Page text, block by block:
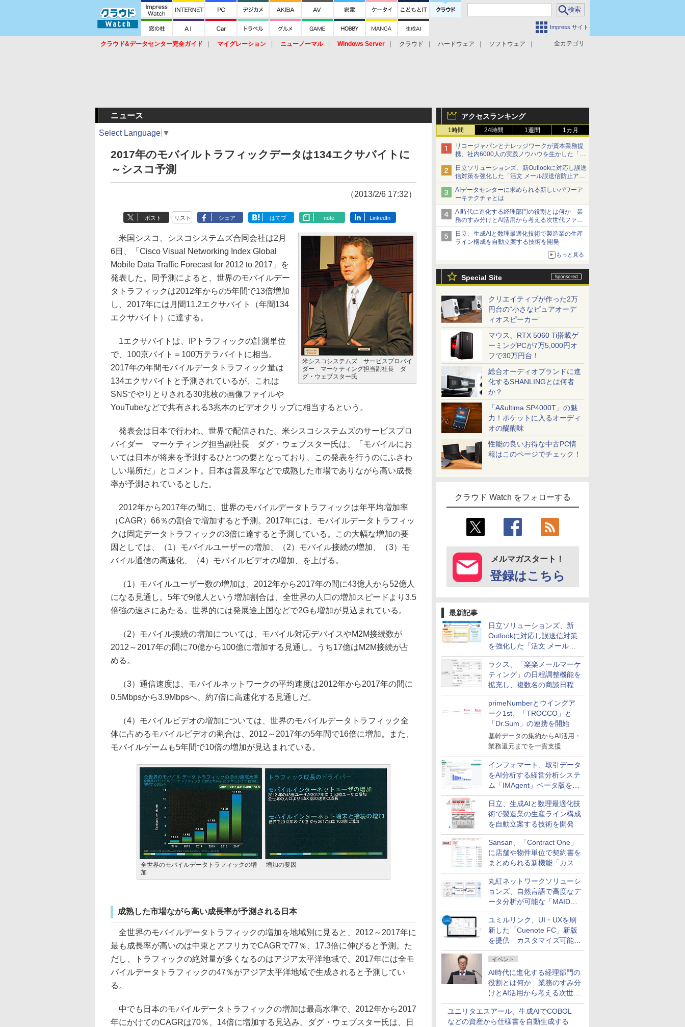
Impress サイト
全カテゴリ
クラウド&データセンター完全ガイド マイグレーション ニューノーマル Windows Server クラウド ハードウェア
ソフトウェア
アクセスランキング
1時間 24時間 1週間 1カ月
リコージャパンとナレッジワークが資本業務提
携、社内6000人の実践ノウハウを生かした「AI
商談記録 for RICOH」を展開へ
日立ソリューションズ、新Outlookに対応し誤送
信対策を強化した「活文 メール誤送信防止アド
インサービス」を提供
AIデータセンターに求められる新しいパワーア
ーキテクチャとは
AI時代に進化する経理部門の役割とは何か 業
務のすみ分けとAI活用から考える次世代ファイ
ナンス戦略
日立、生成AIと数理最適化技術で製造業の生産
ライン構成を自動立案する技術を開発
もっと見る
Special Site
クリエイティブが作った2万
円台の“小さなピュアオーデ
ィオスピーカー”
マウス、RTX 5060 Ti搭載ゲ
ーミングPCが7万5,000円オ
フで30万円台！
総合オーディオブランドに進
化するSHANLINGとは何者
か？
「A&ultima SP4000T」の魅
力！ポケットに入るオーディ
オの醍醐味
性能の良いお得な中古PC情
報はこのページでチェック！
クラウド Watch をフォローする
メルマガスタート！
登録はこちら
最新記事
日立ソリューションズ、新
Outlookに対応し誤送信対策
を強化した「活文 メール誤
送信防止アドインサービス」
を提供
ラクス、「楽楽メールマーケ
ティング」の日程調整機能を
拡充し、複数名の商談日程調
整を効率化
primeNumberとウイングア
ーク1st、「TROCCO」と
「Dr.Sum」の連携を開始
基幹データの集約からAI活用・
業務還元までを一貫支援
インフォマート、取引データ
をAI分析する経営分析システ
ム「IMAgent」ベータ版を提
供
日立、生成AIと数理最適化技
術で製造業の生産ライン構成
を自動立案する技術を開発
Sansan、「Contract One」
に店舗や物件単位で契約書を
まとめられる新機能「カスタ
ム契約ツリー」を追加
丸紅ネットワークソリューシ
ョンズ、自然言語で高度なデ
ータ分析が可能な「MAIDOA
AI ASSIST」を9月より提供
ユミルリンク、UI・UXを刷
新した「Cuenote FC」新版
を提供 カスタマイズ可能な
ダッシュボード画面を搭載
イベント
AI時代に進化する経理部門の
役割とは何か 業務のすみ分
けとAI活用から考える次世代
ファイナンス戦略
ユニリタエスアール、生成AIでCOBOL
などの資産から仕様書を自動生成する
ニュース
Select Language ▼
2017年のモバイルトラフィックデータは134エクサバイトに
～シスコ予測
（2013/2/6 17:32）
ポスト リスト シェア はてブ note LinkedIn
米シスコシステムズ サービスプロバイ
ダー マーケティング担当副社長 ダ
グ・ウェブスター氏
米国シスコ、シスコシステムズ合同会社は2月
6日、「Cisco Visual Networking Index Global
Mobile Data Traffic Forecast for 2012 to 2017」を
発表した。同予測によると、世界のモバイルデー
タトラフィックは2012年からの5年間で13倍増加
し、2017年には月間11.2エクサバイト（年間134
エクサバイト）に達する。
1エクサバイトは、IPトラフィックの計測単位
で、100京バイト＝100万テラバイトに相当。
2017年の年間モバイルデータトラフィック量は
134エクサバイトと予測されているが、これは
SNSでやりとりされる30兆枚の画像ファイルや
YouTubeなどで共有される3兆本のビデオクリップに相当するという。
発表会は日本で行われ、世界で配信された。米シスコシステムズのサービスプロ
バイダー マーケティング担当副社長 ダグ・ウェブスター氏は、「モバイルにお
いては日本が将来を予測するひとつの要となっており、この発表を行うのにふさわ
しい場所だ」とコメント。日本は普及率などで成熟した市場でありながら高い成長
率が予測されているとした。
2012年から2017年の間に、世界のモバイルデータトラフィックは年平均増加率
（CAGR）66％の割合で増加すると予測。2017年には、モバイルデータトラフィッ
クは固定データトラフィックの3倍に達すると予測している。この大幅な増加の要
因としては、（1）モバイルユーザーの増加、（2）モバイル接続の増加、（3）モ
バイル通信の高速化、（4）モバイルビデオの増加、を上げる。
（1）モバイルユーザー数の増加は、2012年から2017年の間に43億人から52億人
になる見通し。5年で9億人という増加割合は、全世界の人口の増加スピードより3.5
倍強の速さにあたる。世界的には発展途上国などで2Gも増加が見込まれている。
（2）モバイル接続の増加については、モバイル対応デバイスやM2M接続数が
2012～2017年の間に70億から100億に増加する見通し。うち17億はM2M接続が占
める。
（3）通信速度は、モバイルネットワークの平均速度は2012年から2017年の間に
0.5Mbpsから3.9Mbpsへ、約7倍に高速化する見通しだ。
（4）モバイルビデオの増加については、世界のモバイルデータトラフィック全
体に占めるモバイルビデオの割合は、2012～2017年の5年間で16倍に増加。また、
モバイルゲームも5年間で10倍の増加が見込まれている。
全世界のモバイルデータトラフィックの増
加
増加の要因
成熟した市場ながら高い成長率が予測される日本
全世界のモバイルデータトラフィックの増加を地域別に見ると、2012～2017年に
最も成長率が高いのは中東とアフリカでCAGRで77％、17.3倍に伸びると予測。た
だし、トラフィックの絶対量が多くなるのはアジア太平洋地域で、2017年には全モ
バイルデータトラフィックの47％がアジア太平洋地域で生成されると予測してい
る。
中でも日本のモバイルデータトラフィックの増加は最高水準で、2012年から2017
年にかけてのCAGRは70％、14倍に増加する見込み。ダグ・ウェブスター氏は、日